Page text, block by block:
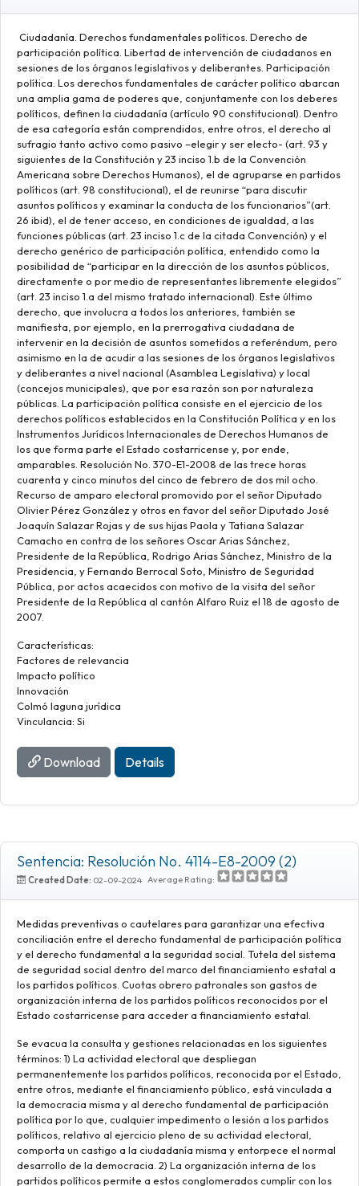
Ciudadanía. Derechos fundamentales políticos. Derecho de
participación política. Libertad de intervención de ciudadanos en
sesiones de los órganos legislativos y deliberantes. Participación
política. Los derechos fundamentales de carácter político abarcan
una amplia gama de poderes que, conjuntamente con los deberes
políticos, definen la ciudadanía (artículo 90 constitucional). Dentro
de esa categoría están comprendidos, entre otros, el derecho al
sufragio tanto activo como pasivo –elegir y ser electo- (art. 93 y
siguientes de la Constitución y 23 inciso 1.b de la Convención
Americana sobre Derechos Humanos), el de agruparse en partidos
políticos (art. 98 constitucional), el de reunirse “para discutir
asuntos políticos y examinar la conducta de los funcionarios”(art.
26 ibid), el de tener acceso, en condiciones de igualdad, a las
funciones públicas (art. 23 inciso 1.c de la citada Convención) y el
derecho genérico de participación política, entendido como la
posibilidad de “participar en la dirección de los asuntos públicos,
directamente o por medio de representantes libremente elegidos”
(art. 23 inciso 1.a del mismo tratado internacional). Este último
derecho, que involucra a todos los anteriores, también se
manifiesta, por ejemplo, en la prerrogativa ciudadana de
intervenir en la decisión de asuntos sometidos a referéndum, pero
asimismo en la de acudir a las sesiones de los órganos legislativos
y deliberantes a nivel nacional (Asamblea Legislativa) y local
(concejos municipales), que por esa razón son por naturaleza
públicas. La participación política consiste en el ejercicio de los
derechos políticos establecidos en la Constitución Política y en los
Instrumentos Jurídicos Internacionales de Derechos Humanos de
los que forma parte el Estado costarricense y, por ende,
amparables. Resolución No. 370-E1-2008 de las trece horas
cuarenta y cinco minutos del cinco de febrero de dos mil ocho.
Recurso de amparo electoral promovido por el señor Diputado
Olivier Pérez González y otros en favor del señor Diputado José
Joaquín Salazar Rojas y de sus hijas Paola y Tatiana Salazar
Camacho en contra de los señores Oscar Arias Sánchez,
Presidente de la República, Rodrigo Arias Sánchez, Ministro de la
Presidencia, y Fernando Berrocal Soto, Ministro de Seguridad
Pública, por actos acaecidos con motivo de la visita del señor
Presidente de la República al cantón Alfaro Ruiz el 18 de agosto de
2007.
Características:
Factores de relevancia
Impacto político
Innovación
Colmó laguna jurídica
Vinculancia: Si
Download Details
Sentencia: Resolución No. 4114-E8-2009 (2)
Created Date: 02-09-2024 Average Rating:
Medidas preventivas o cautelares para garantizar una efectiva
conciliación entre el derecho fundamental de participación política
y el derecho fundamental a la seguridad social. Tutela del sistema
de seguridad social dentro del marco del financiamiento estatal a
los partidos políticos. Cuotas obrero patronales son gastos de
organización interna de los partidos políticos reconocidos por el
Estado costarricense para acceder a financiamiento estatal.
Se evacua la consulta y gestiones relacionadas en los siguientes
términos: 1) La actividad electoral que despliegan
permanentemente los partidos políticos, reconocida por el Estado,
entre otros, mediante el financiamiento público, está vinculada a
la democracia misma y al derecho fundamental de participación
política por lo que, cualquier impedimento o lesión a los partidos
políticos, relativo al ejercicio pleno de su actividad electoral,
comporta un castigo a la ciudadanía misma y entorpece el normal
desarrollo de la democracia. 2) La organización interna de los
partidos políticos permite a estos conglomerados cumplir con los